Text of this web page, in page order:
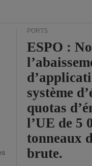
PORTS
ESPO :
système
quotas
l’UE de 5
tonneaux
brute.